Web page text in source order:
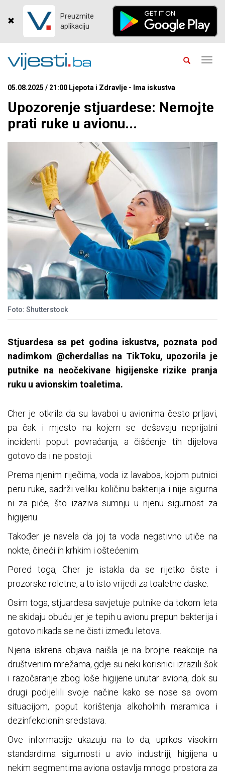
Preuzmite
aplikaciju
05.08.2025 / 21:00 Ljepota i Zdravlje - Ima iskustva
Upozorenje stjuardese: Nemojte
prati ruke u avionu...
Foto: Shutterstock
Stjuardesa sa pet godina iskustva, poznata pod
nadimkom @cherdallas na TikToku, upozorila je
putnike na neočekivane higijenske rizike pranja
ruku u avionskim toaletima.
Cher je otkrila da su lavaboi u avionima često prljavi,
pa čak i mjesto na kojem se dešavaju neprijatni
incidenti poput povraćanja, a čišćenje tih dijelova
gotovo da i ne postoji.
Prema njenim riječima, voda iz lavaboa, kojom putnici
peru ruke, sadrži veliku količinu bakterija i nije sigurna
ni za piće, što izaziva sumnju u njenu sigurnost za
higijenu.
Također je navela da joj ta voda negativno utiče na
nokte, čineći ih krhkim i oštećenim.
Pored toga, Cher je istakla da se rijetko čiste i
prozorske roletne, a to isto vrijedi za toaletne daske.
Osim toga, stjuardesa savjetuje putnike da tokom leta
ne skidaju obuću jer je tepih u avionu prepun bakterija i
gotovo nikada se ne čisti između letova.
Njena iskrena objava naišla je na brojne reakcije na
društvenim mrežama, gdje su neki korisnici izrazili šok
i razočaranje zbog loše higijene unutar aviona, dok su
drugi podijelili svoje načine kako se nose sa ovom
situacijom, poput korištenja alkoholnih maramica i
dezinfekcionih sredstava.
Ove informacije ukazuju na to da, uprkos visokim
standardima sigurnosti u avio industriji, higijena u
nekim segmentima aviona ostavlja mnogo prostora za